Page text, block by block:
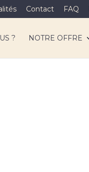
Contact FAQ
? NOTRE OFFRE